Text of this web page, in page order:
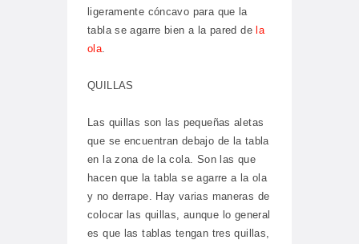
ligeramente cóncavo para que la
tabla se agarre bien a la pared dela
ola
QUILLAS
Las quillas son las pequeñas aletas
que se encuentran debajo de la tabla
en la zona de la cola. Son las que
hacen que la tabla se agarre a la ola
y no derrape. Hay varias maneras de
colocar las quillas, aunque lo general
es que las tablas tengan tres quillas,